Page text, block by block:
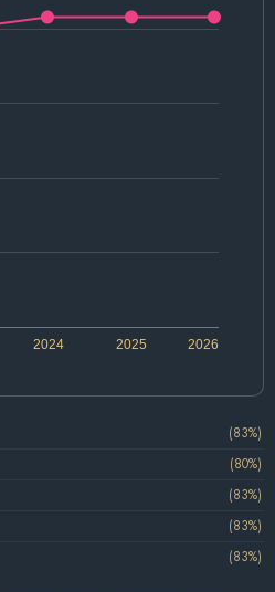
2024 2026
2025
(83%)
(80%)
(83%)
(83%)
(83%)